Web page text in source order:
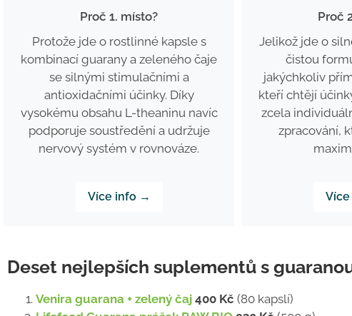
Proč 1. místo?
Protože jde o rostlinné kapsle s
kombinací guarany a zeleného čaje
se silnými stimulačními a
antioxidačními účinky. Díky
vysokému obsahu L-theaninu navíc
podporuje soustředění a udržuje
nervový systém v rovnováze.
Více info →
Proč
Jelikož jde o
čistou
jakýchkoliv
kteří chtějí
zcela
zpracování,
Deset nejlepších suplementů s
Venira guarana + zelený čaj 400 Kč (80 kapslí)